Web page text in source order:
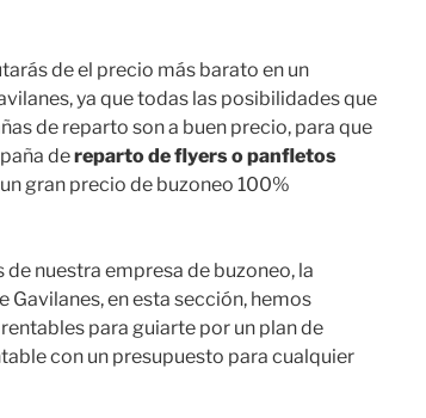
de el precio más barato en un
ya que todas las posibilidades que
de reparto son a buen precio, para que
dereparto de flyers o panfletos
gran precio de buzoneo 100%
nuestra empresa de buzoneo, la
en esta sección, hemos
para guiarte por un plan de
con un presupuesto para cualquier